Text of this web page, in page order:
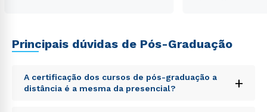
Principais dúvidas de Pós-Graduação
A certificação dos cursos de pós-graduação a
distância é a mesma da presencial?
+